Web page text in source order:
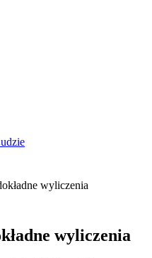
wyliczenia
wyliczenia